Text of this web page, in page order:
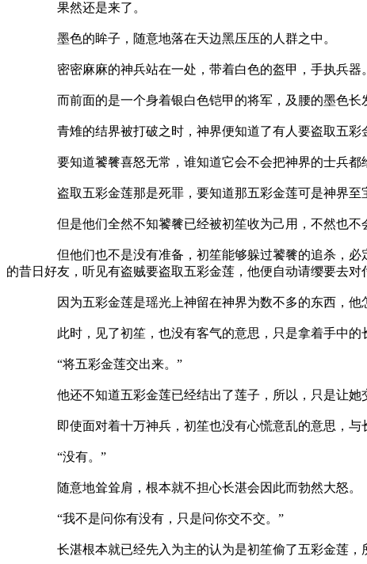
果然还是来了。
墨色的眸子，随意地落在天边黑压压的人群之中。
密密麻麻的神兵站在一处，带着白色的盔甲，手执兵器。
而前面的是一个身着银白色铠甲的将军，及腰的墨色长发绑
青雉的结界被打破之时，神界便知道了有人要盗取五彩金
要知道饕餮喜怒无常，谁知道它会不会把神界的士兵都给
盗取五彩金莲那是死罪，要知道那五彩金莲可是神界至
但是他们全然不知饕餮已经被初笙收为己用，不然也不会
但他们也不是没有准备，初笙能够躲过饕餮的追杀，必定
的昔日好友，听见有盗贼要盗取五彩金莲，他便自动请缨要去
因为五彩金莲是瑶光上神留在神界为数不多的东西，他怎
此时，见了初笙，也没有客气的意思，只是拿着手中的长
“将五彩金莲交出来。”
他还不知道五彩金莲已经结出了莲子，所以，只是让她交
即使面对着十万神兵，初笙也没有心慌意乱的意思，与长
“没有。”
随意地耸耸肩，根本就不担心长湛会因此而勃然大怒。
“我不是问你有没有，只是问你交不交。”
长湛根本就已经先入为主的认为是初笙偷了五彩金莲，所